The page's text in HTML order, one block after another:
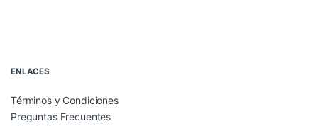
Brands Carousel
ENLACES
Términos y Condiciones
Preguntas Frecuentes